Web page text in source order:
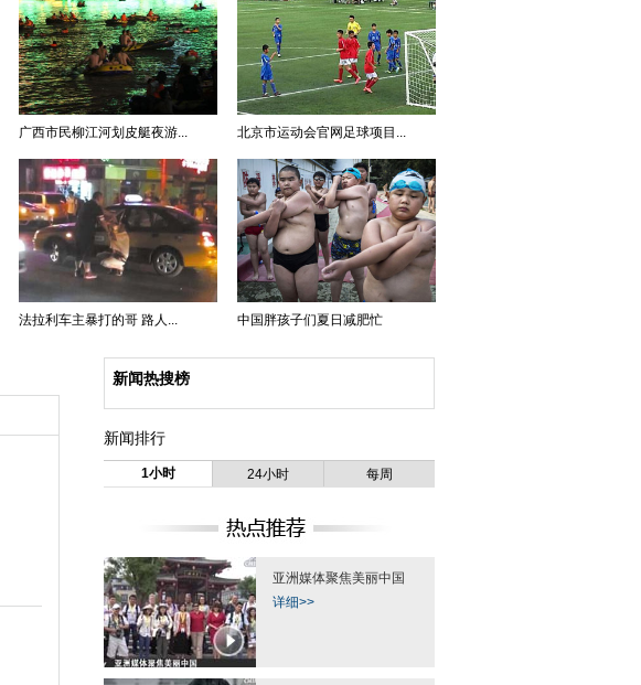
广西市民柳江河划皮艇夜游... 北京市运动会官网足球项目...
法拉利车主暴打的哥 路人... 中国胖孩子们夏日减肥忙
新闻热搜榜
新闻排行
1小时 24小时 每周
亚洲媒体聚焦美丽中国
详细>>